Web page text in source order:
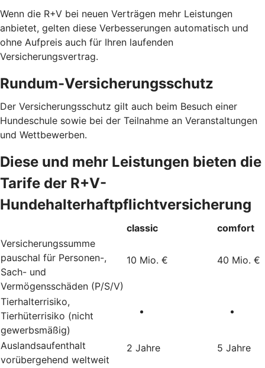
Wenn die R+V bei neuen Verträgen mehr Leistungen
anbietet, gelten diese Verbesserungen automatisch und
ohne Aufpreis auch für Ihren laufenden
Versicherungsvertrag.
Rundum-Versicherungsschutz
Der Versicherungsschutz gilt auch beim Besuch einer
Hundeschule sowie bei der Teilnahme an Veranstaltungen
und Wettbewerben.
Diese und mehr Leistungen bieten die
Tarife der R+V-
Hundehalterhaftpflichtversicherung
classic
comfort
Versicherungssumme
pauschal für Personen-,
Sach- und
Vermögensschäden (P/S/V)
10 Mio. € 40 Mio. €
Tierhalterrisiko,
Tierhüterrisiko (nicht
gewerbsmäßig)
Auslandsaufenthalt
vorübergehend weltweit
2 Jahre 5 Jahre